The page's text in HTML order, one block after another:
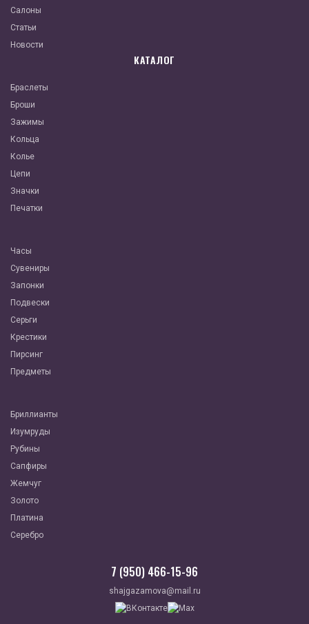
Салоны
Статьи
Новости
КАТАЛОГ
Браслеты
Броши
Зажимы
Кольца
Колье
Цепи
Значки
Печатки
Часы
Сувениры
Запонки
Подвески
Серьги
Крестики
Пирсинг
Предметы
Бриллианты
Изумруды
Рубины
Сапфиры
Жемчуг
Золото
Платина
Серебро
7 (950) 466-15-96
shajgazamova@mail.ru